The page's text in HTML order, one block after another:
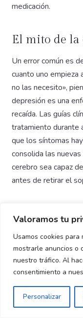
Valoramos tu
Usamos cookies para
mostrarle anuncios o
nuestro tráfico. Al
consentimiento a
Personalizar
medicación.
El mito de
Un error común es
cuanto uno empieza
no las necesito»,
depresión es una
recaída. Las guías
tratamiento durante
que los síntomas
consolida las
cerebro sea capaz
antes de retirar el